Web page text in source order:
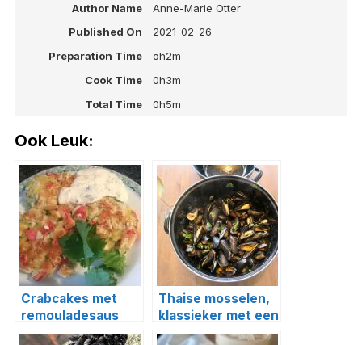
Author Name
Anne-Marie Otter
Published On
2021-02-26
Preparation Time
oh2m
Cook Time
0h3m
Total Time
0h5m
Ook Leuk:
Crabcakes met
remouladesaus
Thaise mosselen,
klassieker met een
twist!